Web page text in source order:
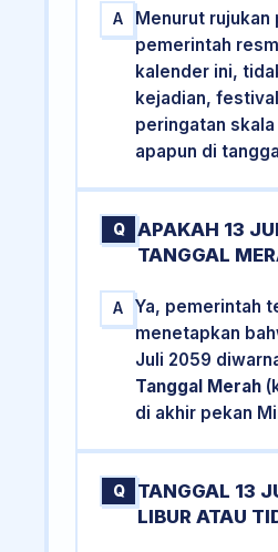
A
Menurut rujukan
pemerintah
kalender ini,
kejadian,
peringatan
apapun di
Q
APAKAH 13
TANGGAL
A
Ya, pemerintah
menetapkan
Juli 2059
Tanggal Merah
di akhir pekan
Q
TANGGAL 13
LIBUR ATAU